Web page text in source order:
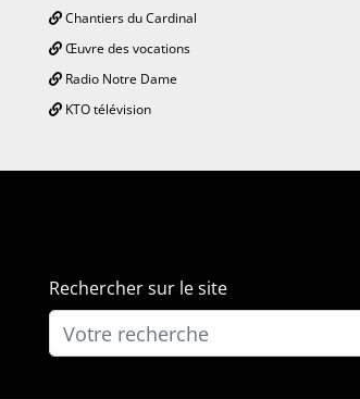
Chantiers du Cardinal
Œuvre des vocations
Radio Notre Dame
KTO télévision
Rechercher sur le site